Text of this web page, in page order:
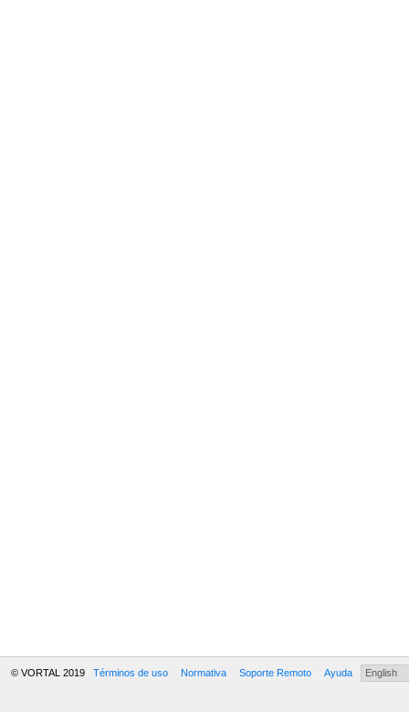
© VORTAL 2019 Términos de uso Normativa Soporte Remoto Ayuda